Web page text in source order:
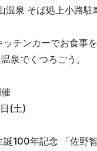
温泉 そば処上小路駐
チンカーでお食事
泉でくつろごう。
(土)
誕100年記念 「佐野